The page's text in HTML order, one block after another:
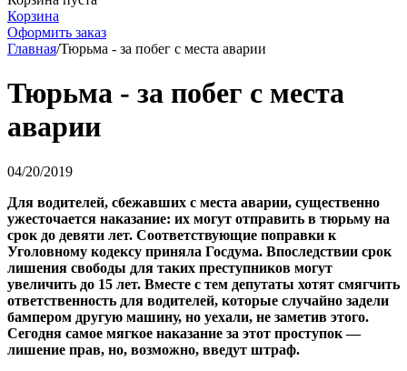
Корзина
Оформить заказ
Главная/Тюрьма - за побег с места аварии
Тюрьма - за побег с места
аварии
04/20/2019
Для водителей, сбежавших с места аварии, существенно
ужесточается наказание: их могут отправить в тюрьму на
срок до девяти лет. Соответствующие поправки к
Уголовному кодексу приняла Госдума. Впоследствии срок
лишения свободы для таких преступников могут
увеличить до 15 лет. Вместе с тем депутаты хотят смягчить
ответственность для водителей, которые случайно задели
бампером другую машину, но уехали, не заметив этого.
Сегодня самое мягкое наказание за этот проступок —
лишение прав, но, возможно, введут штраф.